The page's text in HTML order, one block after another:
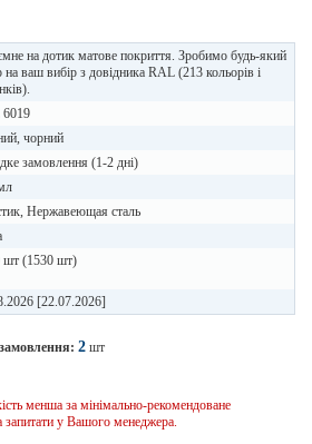
на дотик матове покриття. Зробимо будь-який
на ваш вибір з довідника RAL (213 кольорів і
чорний
замовлення (1-2 дні)
Нержавеющая сталь
шт (1530 шт)
[22.07.2026]
2 шт
менша за мінімально-рекомендоване
у Вашого менеджера.